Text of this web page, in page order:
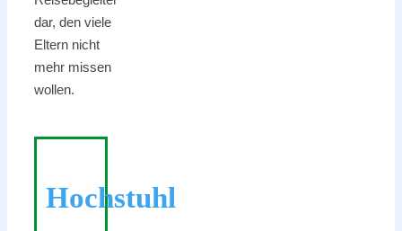
dar, den viele
Eltern nicht
mehr missen
wollen.
Hochstuhl